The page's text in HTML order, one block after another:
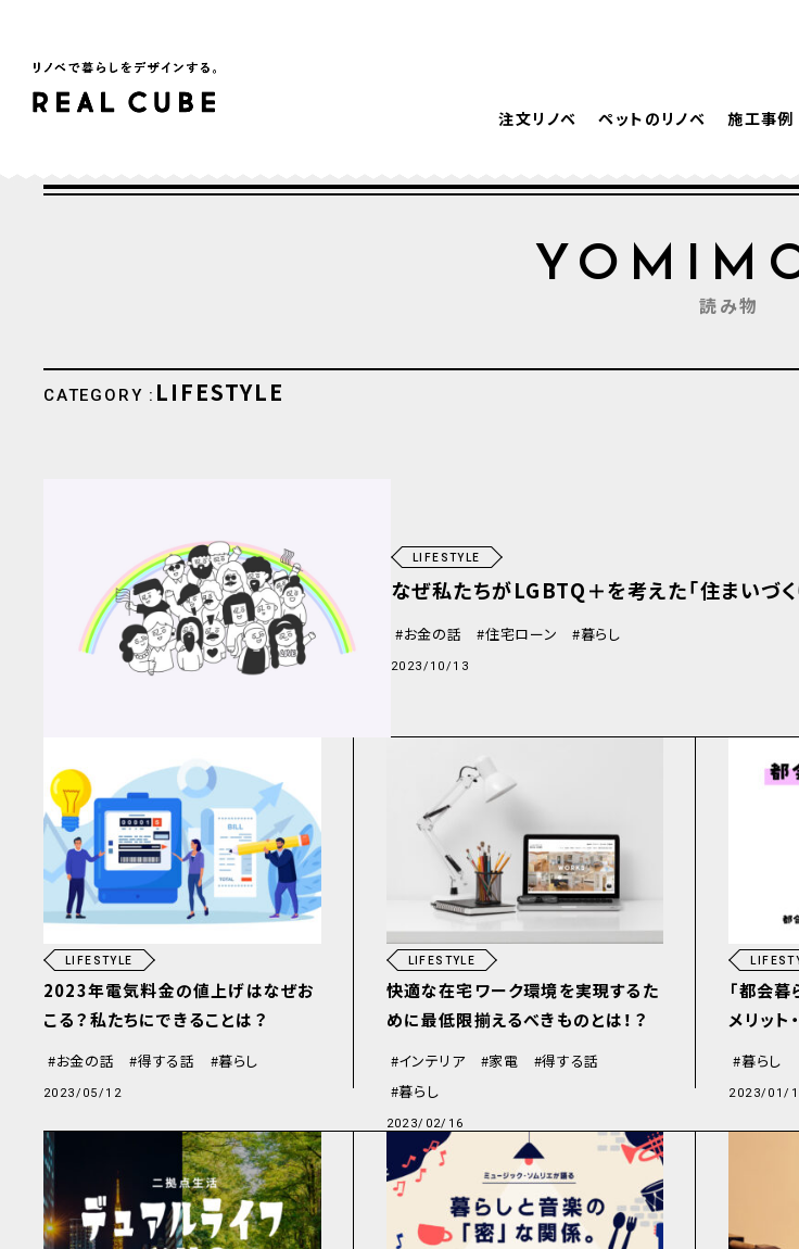
注文リノベ ペットのリノベ 施工事例
読み物
CATEGORY : LIFESTYLE
LIFESTYLE
なぜ私たちがLGBTQ＋を考えた「住まいづ
お金の話 住宅ローン 暮らし
2023/10/13
LIFESTYLE
2023年電気料金の値上げはなぜお
こる？私たちにできることは？
お金の話 得する話 暮らし
2023/05/12
LIFESTYLE
快適な在宅ワーク環境を実現するた
めに最低限揃えるべきものとは！？
インテリア 家電
得する話
暮らし
2023/02/16
「都会
メリット
暮らし
2023/01/